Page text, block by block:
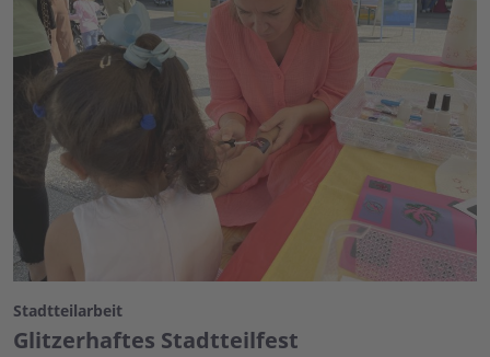
Stadtteilarbeit
Glitzerhaftes Stadtteilfest